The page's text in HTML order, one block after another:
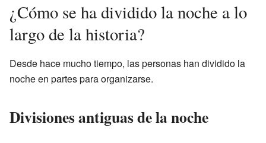
¿Cómo se ha dividido la noche a lo
largo de la historia?
Desde hace mucho tiempo, las personas han dividido la
noche en partes para organizarse.
Divisiones antiguas de la noche